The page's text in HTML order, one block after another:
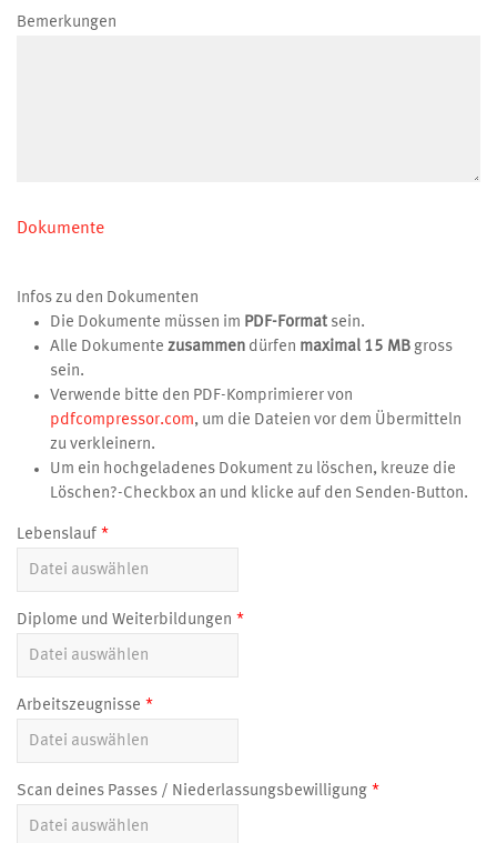
Bemerkungen
Dokumente
Infos zu den Dokumenten
Die Dokumente müssen im PDF-Format sein.
Alle Dokumente zusammen dürfen maximal 15 MB gross
sein.
Verwende bitte den PDF-Komprimierer von
pdfcompressor.com, um die Dateien vor dem Übermitteln
zu verkleinern.
Um ein hochgeladenes Dokument zu löschen, kreuze die
Löschen?-Checkbox an und klicke auf den Senden-Button.
Lebenslauf
Diplome und Weiterbildungen
Arbeitszeugnisse
Scan deines Passes / Niederlassungsbewilligung